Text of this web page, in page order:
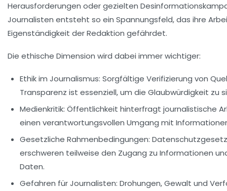
Herausforderungen oder gezielten
Journalisten entsteht so ein Spannungsfeld, das ihre
Eigenständigkeit der Redaktion gefährdet.
Die ethische Dimension wird dabei immer wichtiger:
Ethik im Journalismus: Sorgfältige Verifizierung von
Transparenz ist essenziell, um die Glaubwürdigkeit zu
Medienkritik: Öffentlichkeit hinterfragt journalistische
einen verantwortungsvollen Umgang mit
Gesetzliche Rahmenbedingungen:
erschweren teilweise den Zugang zu Informationen
Daten.
Gefahren für Journalisten: Drohungen, Gewalt und